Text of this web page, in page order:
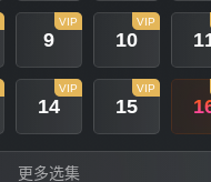
9
VIP
10
VIP
14
VIP
15
VIP
更多选集